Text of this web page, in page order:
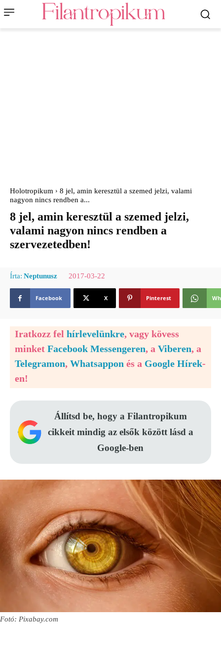
Holotropikum
8 jel, amin keresztül a szemed jelzi, valami
nagyon nincs rendben a...
8 jel, amin keresztül a szemed jelzi,
valami nagyon nincs rendben a
szervezetedben!
Írta: Neptunusz 2017-03-22
Facebook X Pinterest
Iratkozz fel hírlevelünkre, vagy kövess
minket Facebook Messengeren, a Viberen, a
Telegramon, Whatsappon és a Google Hírek-
en!
Állítsd be, hogy a Filantropikum
cikkeit mindig az elsők között lásd a
Google-ben
Fotó: Pixabay.com